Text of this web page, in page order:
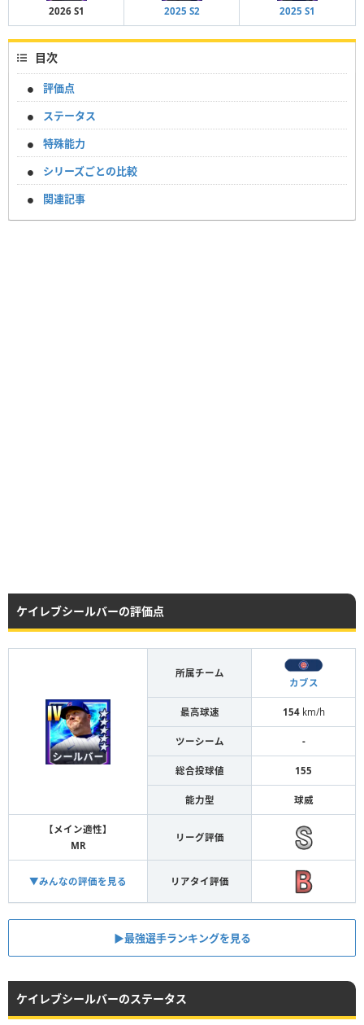
2026 S1 2025 S2 2025 S1
目次
評価点
ステータス
特殊能力
シリーズごとの比較
関連記事
ケイレブシールバーの評価点
所属チーム
カブス
最高球速 154km/h
ツーシーム -
総合投球値 155
能力型 球威
【メイン適性】
MR
リーグ評価
▼みんなの評価を見る リアタイ評価
▶︎最強選手ランキングを見る
ケイレブシールバーのステータス